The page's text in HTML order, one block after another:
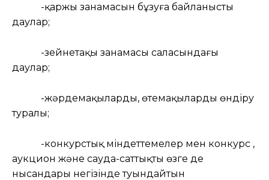
-қаржы заңнамасын бұзуға байланысты
даулар;
-зейнетақы заңнамасы саласындағы
даулар;
-жәрдемақыларды, өтемақыларды өндіру
туралы;
-конкурстық міндеттемелер мен конкурс ,
аукцион және сауда-саттықтың өзге де
нысандары негізінде туындайтын